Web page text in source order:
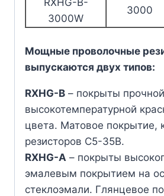
RXHG-B-
3000W
3000
Мощные проволочные
выпускаются двух типов:
RXHG-B – покрыты прочной
высокотемпературной
цвета. Матовое покрытие,
резисторов С5-35В.
RXHG-A – покрыты
эмалевым покрытием на
стеклоэмали. Глянцевое